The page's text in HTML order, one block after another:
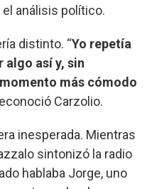
análisis político.
distinto. “Yo repetía
algo así y, sin
más cómodo
Carzolio.
inesperada. Mientras
sintonizó la radio
hablaba Jorge, uno